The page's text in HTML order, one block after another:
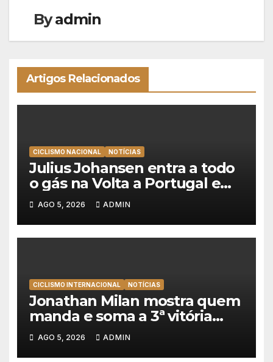
Byadmin
Artigos Relacionados
CICLISMO NACIONAL NOTÍCIAS
Julius Johansen entra a todo
o gás na Volta a Portugal e
lidera dobradinha da UAE
Team Emirates em Lisboa
AGO 5, 2026 ADMIN
CICLISMO INTERNACIONAL NOTÍCIAS
Jonathan Milan mostra quem
manda e soma a 3ª vitória
consecutiva na Volta a
Polónia
AGO 5, 2026 ADMIN